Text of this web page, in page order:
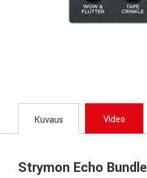
Kuvaus Video
Strymon Echo Bundle